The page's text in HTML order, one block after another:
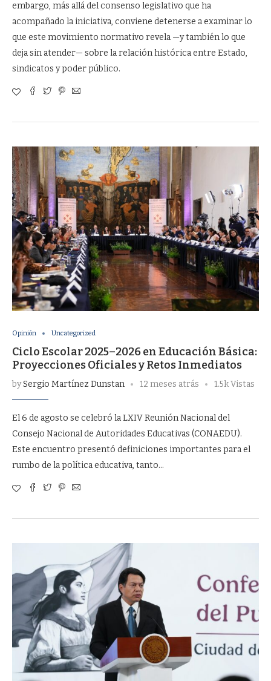
embargo, más allá del consenso legislativo que ha
acompañado la iniciativa, conviene detenerse a examinar lo
que este movimiento normativo revela —y también lo que
deja sin atender— sobre la relación histórica entre Estado,
sindicatos y poder público.
Opinión Uncategorized
Ciclo Escolar 2025–2026 en Educación Básica:
Proyecciones Oficiales y Retos Inmediatos
bySergio Martínez Dunstan 12 meses atrás 1.5k Vistas
El 6 de agosto se celebró la LXIV Reunión Nacional del
Consejo Nacional de Autoridades Educativas (CONAEDU).
Este encuentro presentó definiciones importantes para el
rumbo de la política educativa, tanto…